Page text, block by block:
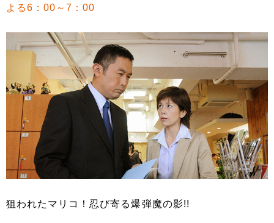
よる6：00～7：00
狙われたマリコ！忍び寄る爆弾魔の影!!